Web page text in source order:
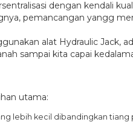
dengan kendali
pemancangan yangg
alat Hydraulic
sampai kita capai
utama:
lebih kecil dibandingkan